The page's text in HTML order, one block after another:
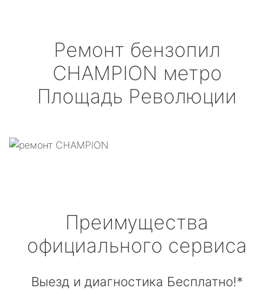
Ремонт бензопил
CHAMPION метро
Площадь Революции
Преимущества
официального сервиса
Выезд и диагностика Бесплатно!*